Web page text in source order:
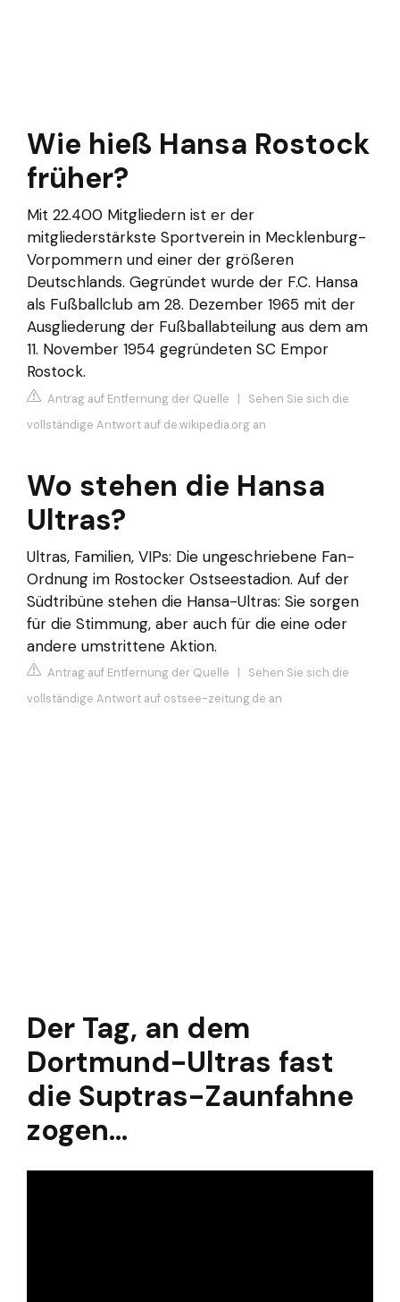
Wie hieß Hansa Rostock
früher?
Mit 22.400 Mitgliedern ist er der
mitgliederstärkste Sportverein in Mecklenburg-
Vorpommern und einer der größeren
Deutschlands. Gegründet wurde der F.C. Hansa
als Fußballclub am 28. Dezember 1965 mit der
Ausgliederung der Fußballabteilung aus dem am
11. November 1954 gegründeten SC Empor
Rostock.
Antrag auf Entfernung der Quelle | Sehen Sie sich die
vollständige Antwort auf de.wikipedia.org an
Wo stehen die Hansa
Ultras?
Ultras, Familien, VIPs: Die ungeschriebene Fan-
Ordnung im Rostocker Ostseestadion. Auf der
Südtribüne stehen die Hansa-Ultras: Sie sorgen
für die Stimmung, aber auch für die eine oder
andere umstrittene Aktion.
Antrag auf Entfernung der Quelle | Sehen Sie sich die
vollständige Antwort auf ostsee-zeitung.de an
Der Tag, an dem
Dortmund-Ultras fast
die Suptras-Zaunfahne
zogen...